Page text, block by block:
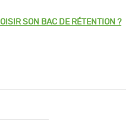
SON BAC DE RÉTENTION ?